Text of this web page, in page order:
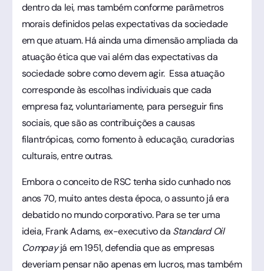
dentro da lei, mas também conforme parâmetros
morais definidos pelas expectativas da sociedade
em que atuam. Há ainda uma dimensão ampliada da
atuação ética que vai além das expectativas da
sociedade sobre como devem agir. Essa atuação
corresponde às escolhas individuais que cada
empresa faz, voluntariamente, para perseguir fins
sociais, que são as contribuições a causas
filantrópicas, como fomento à educação, curadorias
culturais, entre outras.
Embora o conceito de RSC tenha sido cunhado nos
anos 70, muito antes desta época, o assunto já era
debatido no mundo corporativo. Para se ter uma
ideia, Frank Adams, ex-executivo da Standard Oil
Compayjá em 1951, defendia que as empresas
deveriam pensar não apenas em lucros, mas também